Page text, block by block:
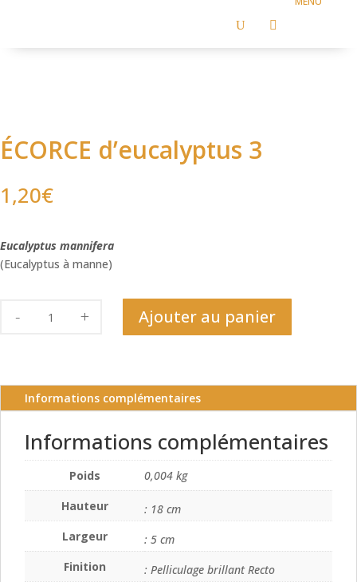
U 
ÉCORCE d’eucalyptus 3
1,20€
Eucalyptus mannifera
(Eucalyptus à manne)
3
Ajouter au panier
Informations complémentaires
Informations complémentaires
Poids
0,004 kg
Hauteur
: 18 cm
Largeur
: 5 cm
Finition
: Pelliculage brillant Recto